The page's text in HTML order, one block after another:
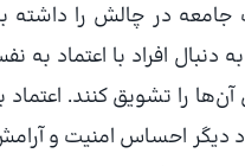
جامعه در چالش را داشته
دنبال افراد با اعتماد به
آن‌ها را تشویق کنند.
دیگر احساس امنیت و